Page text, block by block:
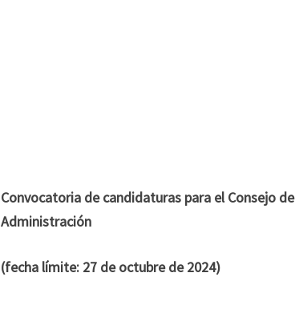
Convocatoria de candidaturas para el Consejo de
Administración
(fecha límite: 27 de octubre de 2024)